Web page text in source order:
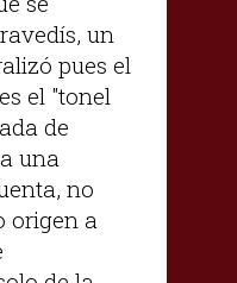
un
pues el
el "tonel
de
una
no
origen a